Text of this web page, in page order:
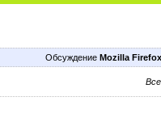
Обсуждение Mozilla